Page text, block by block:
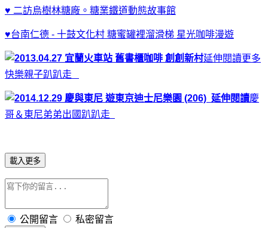
♥ 二訪烏樹林糖廠。糖業鐵道動態故事館
♥台南仁德 - 十鼓文化村 糖蜜罐裡溜滑梯 星光咖啡漫遊
延伸閱讀更多
快樂親子趴趴走
延伸閱讀慶
哥＆東尼弟弟出國趴趴走
載入更多
公開留言 私密留言